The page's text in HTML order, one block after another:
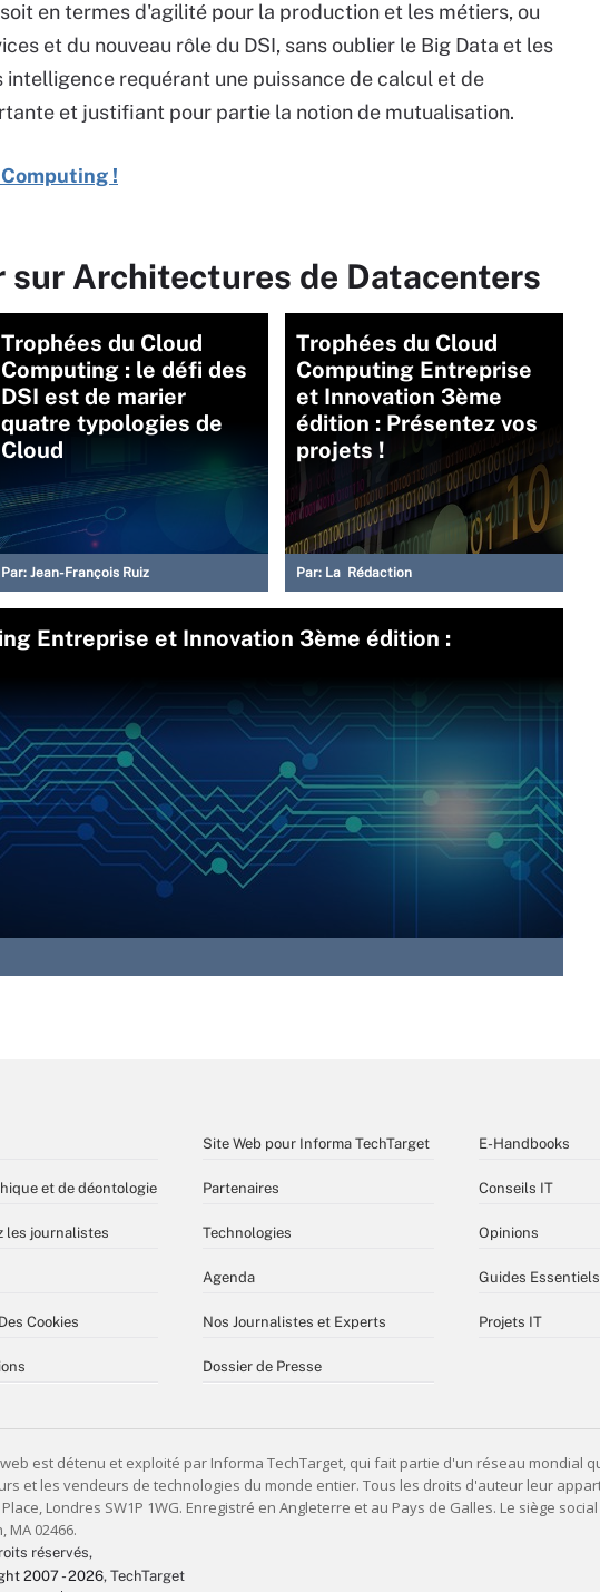
en termes d'agilité pour la production et les métiers, ou
et du nouveau rôle du DSI, sans oublier le Big Data et les
intelligence requérant une puissance de calcul et de
et justifiant pour partie la notion de mutualisation.
!
sur Architectures de Datacenters
Trophées du Cloud
Computing : le défi des
DSI est de marier
quatre typologies de
Cloud
Par: Jean-François Ruiz
Trophées du Cloud
Computing Entreprise
et Innovation 3ème
édition : Présentez vos
projets !
Par: La Rédaction
Entreprise et Innovation 3ème édition :
et de déontologie
les journalistes
Cookies
Site Web pour Informa TechTarget
Partenaires
Technologies
Agenda
Nos Journalistes et Experts
Dossier de Presse
E-Handbooks
Conseils IT
Opinions
Guides Essentiels
Projets IT
réservés,
2007 - 2026, TechTarget